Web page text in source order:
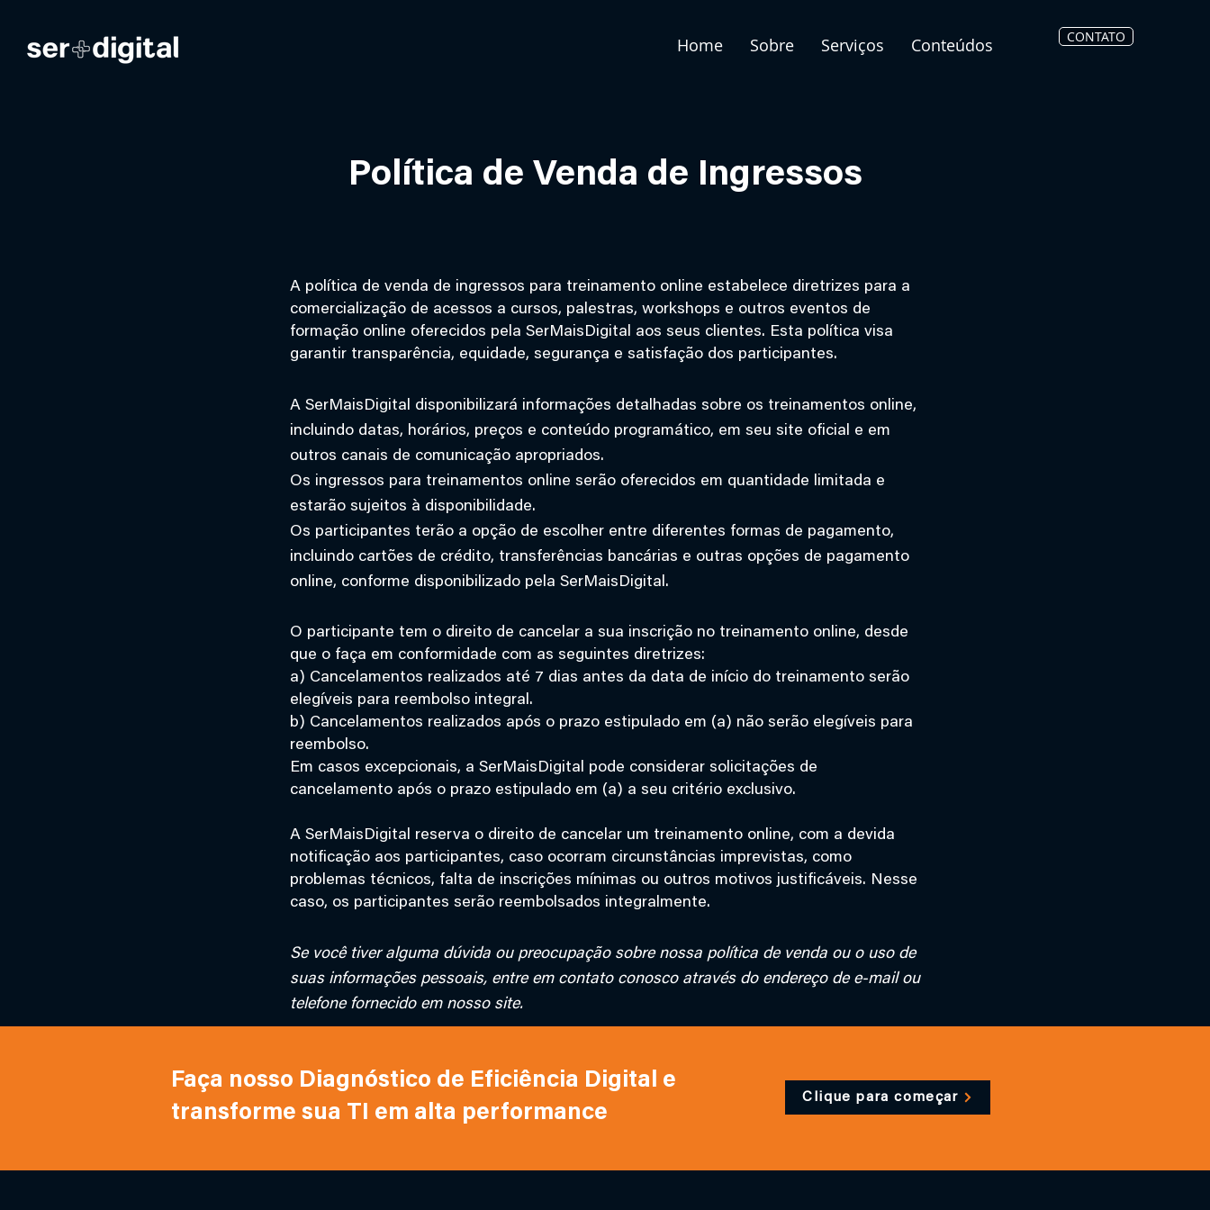
Home Sobre Serviços Conteúdos CONTATO
Política de Venda de Ingressos
A política de venda de ingressos para treinamento online estabelece diretrizes para a
comercialização de acessos a cursos, palestras, workshops e outros eventos de
formação online oferecidos pela SerMaisDigital aos seus clientes. Esta política visa
garantir transparência, equidade, segurança e satisfação dos participantes.
A SerMaisDigital disponibilizará informações detalhadas sobre os treinamentos online,
incluindo datas, horários, preços e conteúdo programático, em seu site oficial e em
outros canais de comunicação apropriados.
Os ingressos para treinamentos online serão oferecidos em quantidade limitada e
estarão sujeitos à disponibilidade.
Os participantes terão a opção de escolher entre diferentes formas de pagamento,
incluindo cartões de crédito, transferências bancárias e outras opções de pagamento
online, conforme disponibilizado pela SerMaisDigital.
O participante tem o direito de cancelar a sua inscrição no treinamento online, desde
que o faça em conformidade com as seguintes diretrizes:
a) Cancelamentos realizados até 7 dias antes da data de início do treinamento serão
elegíveis para reembolso integral.
b) Cancelamentos realizados após o prazo estipulado em (a) não serão elegíveis para
reembolso.
Em casos excepcionais, a SerMaisDigital pode considerar solicitações de
cancelamento após o prazo estipulado em (a) a seu critério exclusivo.
A SerMaisDigital reserva o direito de cancelar um treinamento online, com a devida
notificação aos participantes, caso ocorram circunstâncias imprevistas, como
problemas técnicos, falta de inscrições mínimas ou outros motivos justificáveis. Nesse
caso, os participantes serão reembolsados integralmente.
Se você tiver alguma dúvida ou preocupação sobre nossa política de venda ou o uso de
suas informações pessoais, entre em contato conosco através do endereço de e-mail ou
telefone fornecido em nosso site.
Faça nosso Diagnóstico de Eficiência Digital e
transforme sua TI em alta performance
Clique para começar